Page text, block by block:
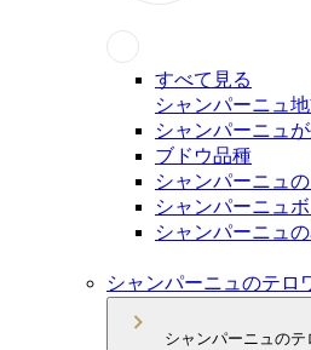
すべて見る
シャンパーニュ
シャンパーニュ
ブドウ品種
シャンパーニュ
シャンパーニュ
シャンパーニュ
シャンパーニュのテロ
シャンパーニュのテ